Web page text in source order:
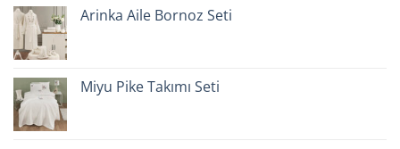
Arinka Aile Bornoz Seti
Miyu Pike Takımı Seti